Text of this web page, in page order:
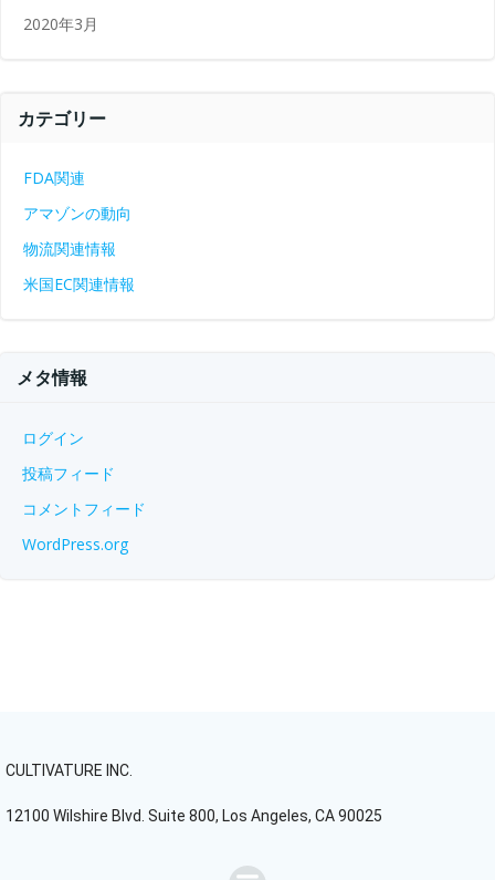
2020年3月
カテゴリー
FDA関連
アマゾンの動向
物流関連情報
米国EC関連情報
メタ情報
ログイン
投稿フィード
コメントフィード
WordPress.org
CULTIVATURE INC.
12100 Wilshire Blvd. Suite 800, Los Angeles, CA 90025